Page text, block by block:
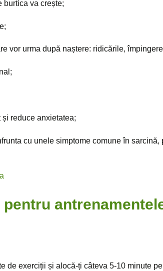
burtica va crește;
vor urma după naștere: ridicările,
reduce anxietatea;
cu unele simptome comune în
de exerciții și alocă-ți câteva 5-10 minute